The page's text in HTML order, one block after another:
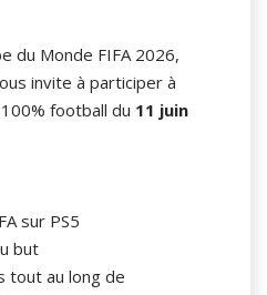
du Monde FIFA 2026,
invite à participer à
football du 11 juin
sur PS5
but
tout au long de